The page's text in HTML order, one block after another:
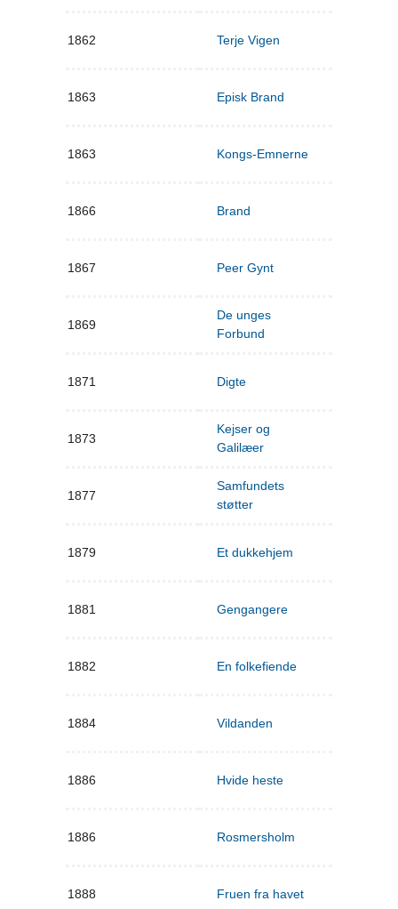
1862 Terje Vigen
1863 Episk Brand
1863 Kongs-Emnerne
1866 Brand
1867 Peer Gynt
1869
De unges
Forbund
1871 Digte
1873
Kejser og
Galilæer
1877
Samfundets
støtter
1879 Et dukkehjem
1881 Gengangere
1882 En folkefiende
1884 Vildanden
1886 Hvide heste
1886 Rosmersholm
1888 Fruen fra havet